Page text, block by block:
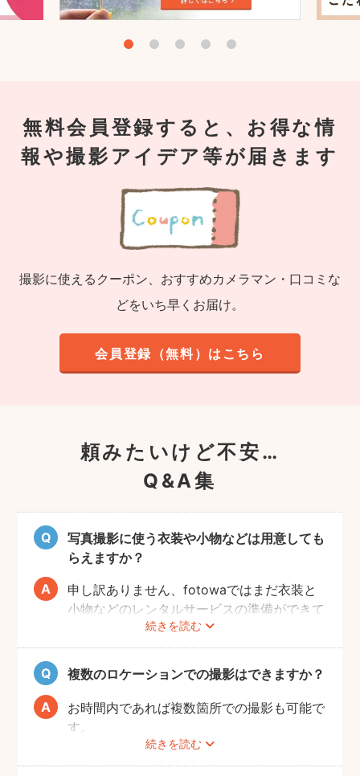
無料会員登録すると、お得な情
報や撮影アイデア等が届きます
撮影に使えるクーポン、おすすめカメラマン・口コミな
どをいち早くお届け。
会員登録（無料）はこちら
頼みたいけど不安…
Q&A集
写真撮影に使う衣装や小物などは用意しても
らえますか？
続きを読む
申し訳ありません、fotowaではまだ衣装と
小物などのレンタルサービスの準備ができて
おりませんので、お客様ご自身にご用意をお
願いしております。
複数のロケーションでの撮影はできますか？
続きを読む
お時間内であれば複数箇所での撮影も可能で
す。
事前に撮りたい場所や撮影のイメージをフォ
トグラファーさんと相談しておくと撮影もス